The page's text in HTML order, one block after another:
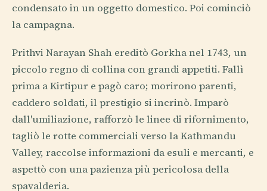
condensato in un oggetto domestico. Poi cominciò
la campagna.
Prithvi Narayan Shah ereditò Gorkha nel 1743, un
piccolo regno di collina con grandi appetiti. Fallì
prima a Kirtipur e pagò caro; morirono parenti,
caddero soldati, il prestigio si incrinò. Imparò
dall'umiliazione, rafforzò le linee di rifornimento,
tagliò le rotte commerciali verso la Kathmandu
Valley, raccolse informazioni da esuli e mercanti, e
aspettò con una pazienza più pericolosa della
spavalderia.